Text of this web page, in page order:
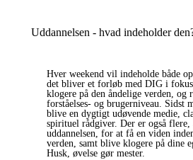
Uddannelsen - hvad indeholder
Hver weekend vil indeholde både
det bliver et forløb med DIG i
klogere på den åndelige verden, og
forståelses- og brugerniveau. Sidst
blive en dygtigt udøvende medie,
spirituel rådgiver. Der er også
uddannelsen, for at få en viden
verden, samt blive klogere på dine
Husk, øvelse gør mester.